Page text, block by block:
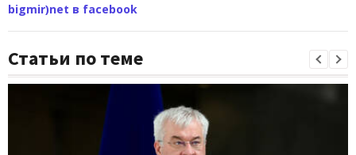
bigmir)net в facebook
Статьи по теме